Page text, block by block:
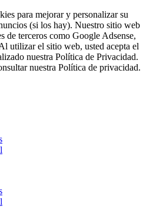
para mejorar y personalizar su
(si los hay). Nuestro sitio web
de terceros como Google Adsense,
utilizar el sitio web, usted acepta el
nuestra Política de Privacidad.
nuestra Política de privacidad.